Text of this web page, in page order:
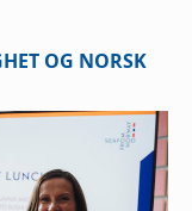
OG NORSK